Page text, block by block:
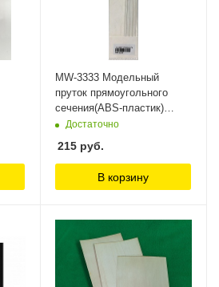
MW-3333 Модельный
пруток прямоугольного
сечения(ABS-пластик)
4*2*250mm 4шт ManWah
Достаточно
215 руб.
В корзину